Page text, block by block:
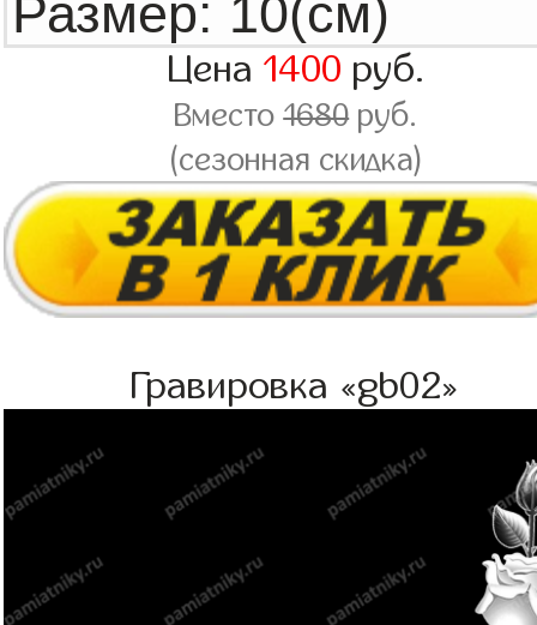
Цена 1400 руб.
Вместо1680руб.
(сезонная скидка)
Гравировка «gb02»